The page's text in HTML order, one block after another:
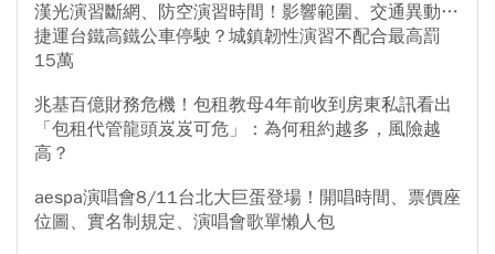
漢光演習斷網、防空演習時間！影響範圍、交通異動…
捷運台鐵高鐵公車停駛？城鎮韌性演習不配合最高罰
15萬
兆基百億財務危機！包租教母4年前收到房東私訊看出
「包租代管龍頭岌岌可危」：為何租約越多，風險越
高？
aespa演唱會8/11台北大巨蛋登場！開唱時間、票價座
位圖、實名制規定、演唱會歌單懶人包